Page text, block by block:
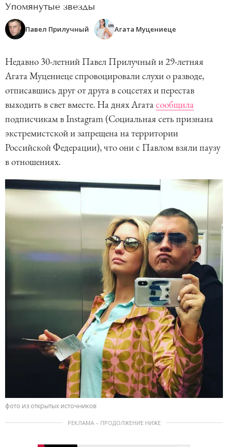
Упомянутые звезды
Павел Прилучный Агата Муцениеце
Недавно 30-летний Павел Прилучный и 29-летняя
Агата Муцениеце спровоцировали слухи о разводе,
отписавшись друг от друга в соцсетях и перестав
выходить в свет вместе. На днях Агатасообщила
подписчикам в Instagram (Социальная сеть признана
экстремистской и запрещена на территории
Российской Федерации), что они с Павлом взяли паузу
в отношениях.
фото из открытых источников
РЕКЛАМА – ПРОДОЛЖЕНИЕ НИЖЕ